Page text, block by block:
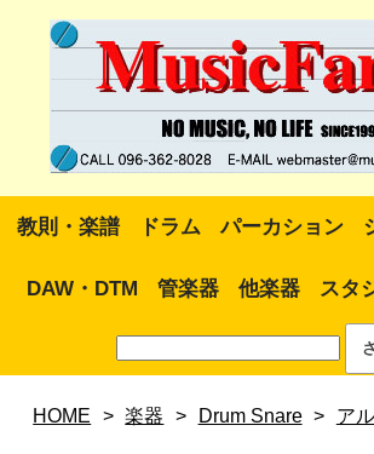
教則・楽譜 ドラム パーカション
DAW・DTM 管楽器 他楽器 スタ
HOME > 楽器 > Drum Snare > ア